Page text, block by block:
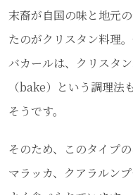
末裔が自国の味と地元
たのがクリスタン料理
バカールは、クリスタ
（bake）という調理法
そうです。
そのため、このタイプ
マラッカ、クアラルン